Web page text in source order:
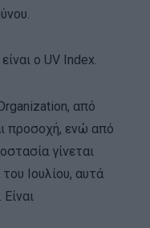
ο UV Index.
από
προσοχή, ενώ από
γίνεται
Ιουλίου, αυτά